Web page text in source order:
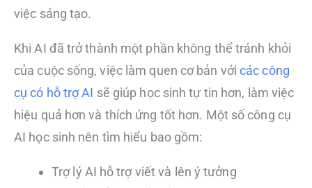
việc sáng tạo.
Khi AI đã trở thành một phần không thể tránh khỏi
của cuộc sống, việc làm quen cơ bản vớicác công
cụ có hỗ trợ AI sẽ giúp học sinh tự tin hơn, làm việc
hiệu quả hơn và thích ứng tốt hơn. Một số công cụ
AI học sinh nên tìm hiểu bao gồm:
Trợ lý AI hỗ trợ viết và lên ý tưởng